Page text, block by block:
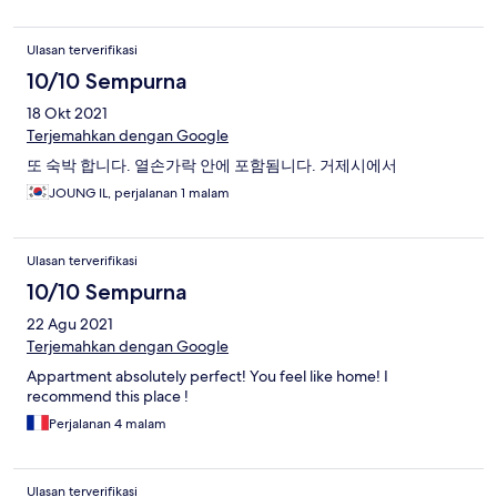
Ulasan terverifikasi
10/10 Sempurna
18 Okt 2021
Terjemahkan dengan Google
또 숙박 합니다. 열손가락 안에 포함됨니다. 거제시에서
JOUNG IL, perjalanan 1 malam
Ulasan terverifikasi
10/10 Sempurna
22 Agu 2021
Terjemahkan dengan Google
Appartment absolutely perfect! You feel like home! I
recommend this place !
Perjalanan 4 malam
Ulasan terverifikasi